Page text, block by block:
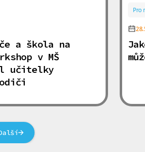
a škola na
v MŠ
učitelky
Pro